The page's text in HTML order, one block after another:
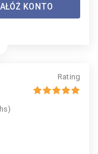
KONTO
Rating